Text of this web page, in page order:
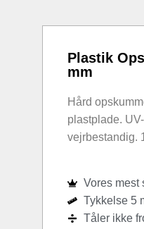
Plastik
mm
Hård
plastplade.
vejrbestandig.
Vores mest
Tykkelse 5
Tåler ikke